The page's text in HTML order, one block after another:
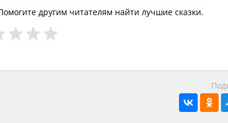
другим читателям найти лучшие сказки.